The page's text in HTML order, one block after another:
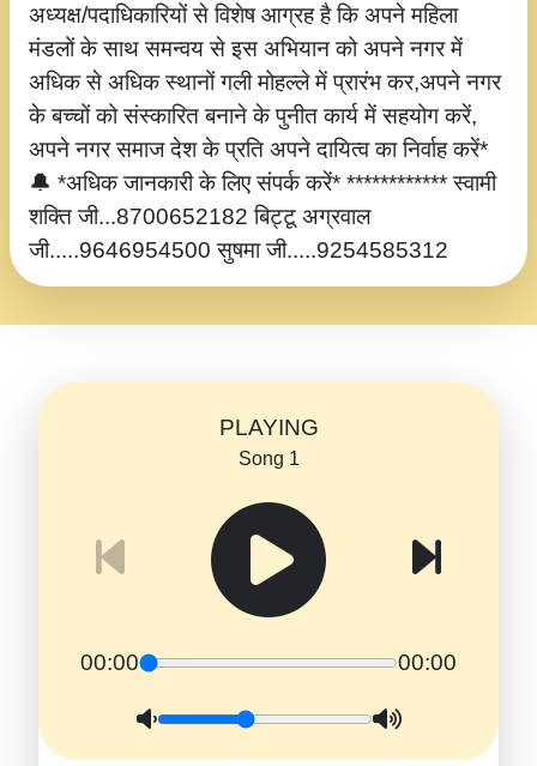
अध्यक्ष/पदाधिकारियों से विशेष आग्रह है कि अपने महिला
मंडलों के साथ समन्वय से इस अभियान को अपने नगर में
अधिक से अधिक स्थानों गली मोहल्ले में प्रारंभ कर,अपने नगर
के बच्चों को संस्कारित बनाने के पुनीत कार्य में सहयोग करें,
अपने नगर समाज देश के प्रति अपने दायित्व का निर्वाह करें*
🔔 *अधिक जानकारी के लिए संपर्क करें* ************ स्वामी
शक्ति जी...8700652182 बिट्टू अग्रवाल
जी.....9646954500 सुषमा जी.....9254585312
PLAYING
Song 1
00:00 00:00